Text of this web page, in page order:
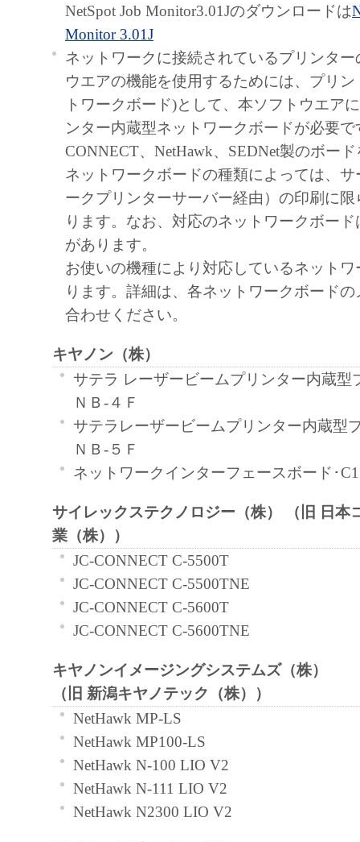
制限
お客様は、再使用許諾、譲渡、販
もしくは貸与その他の方法により
フトウェア」を使用させることは
お客様は、「本ソフトウェア」の
修正、改変、逆コンパイル、逆ア
リバースエンジニアリング等する
ん。また第三者にこのような行為
せん。
帰属
「本ソフトウェア」に係る権原および
容によりキヤノンまたはキヤノンのラ
します。
著作権表示
はキヤノンのライセンサーの著作権表
しもしくは削除してはなりません。
保証の否認・免責
「本ソフトウェア」は、『現状の
用許諾されます。キヤノン、キヤ
ヤノンの関連会社、それらの販売
店のいずれも、「本ソフトウェア
性および特定の目的への適合性の
なる保証も、明示たると黙示たる
ないものとします。
キヤノン、キヤノンの子会社、キ
社、それらの販売代理店または販
るいかなる損害（逸失利益および
たは付随的な損害を含むがこれら
ての損害を言います。）について
れる限り、一切の責任を負わない
とえ、キヤノン、キヤノンの子会
連会社、それらの販売代理店また
損害の可能性について知らされて
NetSpot Job Monitor3.01Jのダウンロードは
Monitor 3.01J
ネットワークに接続されているプリンタ
ウエアの機能を使用するためには、プリ
トワークボード)として、本ソフトウエア
ンター内蔵型ネットワークボードが必要で
CONNECT、NetHawk、SEDNet製のボー
ネットワークボードの種類によっては、
ークプリンターサーバー経由）の印刷に
ります。なお、対応のネットワークボー
があります。
お使いの機種により対応しているネット
ります。詳細は、各ネットワークボード
合わせください。
キヤノン（株）
サテラ レーザービームプリンター内蔵型
ＮＢ-４Ｆ
サテラレーザービームプリンター内蔵型
ＮＢ-５Ｆ
ネットワークインターフェースボード･C1
サイレックステクノロジー（株） （旧 日本
業（株））
JC-CONNECT C-5500T
JC-CONNECT C-5500TNE
JC-CONNECT C-5600T
JC-CONNECT C-5600TNE
キヤノンイメージングシステムズ（株）
（旧 新潟キヤノテック（株））
NetHawk MP-LS
NetHawk MP100-LS
NetHawk N-100 LIO V2
NetHawk N-111 LIO V2
NetHawk N2300 LIO V2